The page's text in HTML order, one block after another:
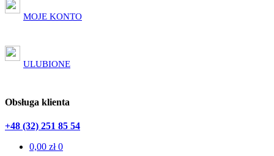
MOJE KONTO
ULUBIONE
Obsługa klienta
+48 (32) 251 85 54
0,00 zł 0